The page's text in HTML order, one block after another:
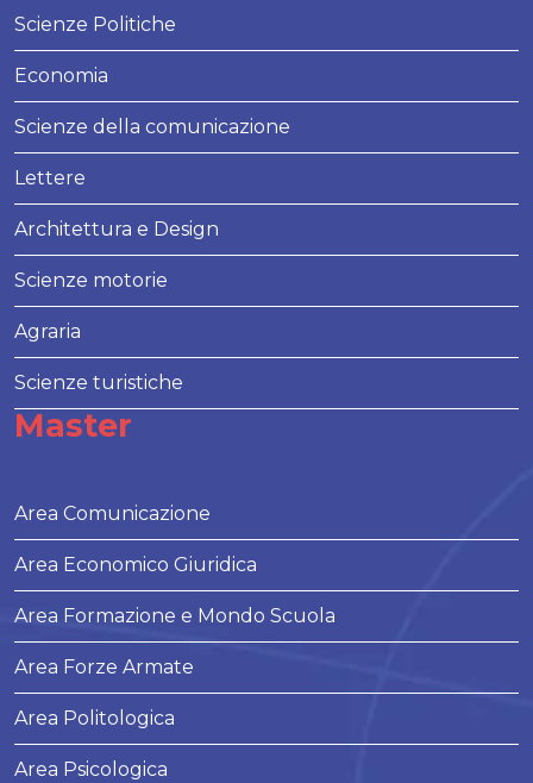
Scienze Politiche
Economia
Scienze della comunicazione
Lettere
Architettura e Design
Scienze motorie
Agraria
Scienze turistiche
Master
Area Comunicazione
Area Economico Giuridica
Area Formazione e Mondo Scuola
Area Forze Armate
Area Politologica
Area Psicologica